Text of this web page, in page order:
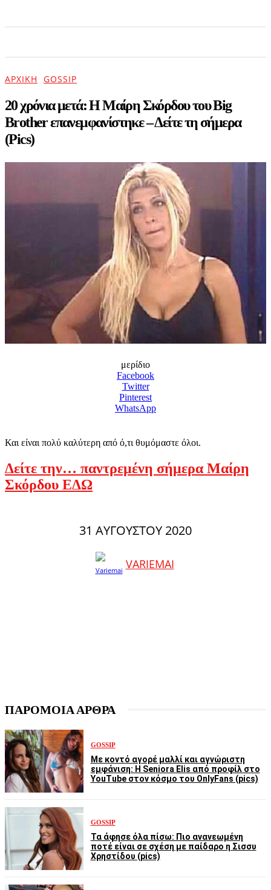
ΑΡΧΙΚΉ GOSSIP
20 χρόνια μετά: Η Μαίρη Σκόρδου του Big
Brother επανεμφανίστηκε – Δείτε τη σήμερα
(Pics)
μερίδιο
Facebook
Twitter
Pinterest
WhatsApp
Και είναι πολύ καλύτερη από ό,τι θυμόμαστε όλοι.
Δείτε την… παντρεμένη σήμερα Μαίρη
Σκόρδου ΕΔΩ
31 ΑΥΓΟΎΣΤΟΥ 2020
VARIEMAI
ΠΑΡΟΜΟΙΑ ΑΡΘΡΑ
GOSSIP
Με κοντό αγορέ μαλλί και αγνώριστη
εμφάνιση: Η Seniora Elis από προφίλ στο
YouTube στον κόσμο του OnlyFans (pics)
GOSSIP
Τα άφησε όλα πίσω: Πιο ανανεωμένη
ποτέ είναι σε σχέση με παίδαρο η Σισσυ
Χρηστίδου (pics)